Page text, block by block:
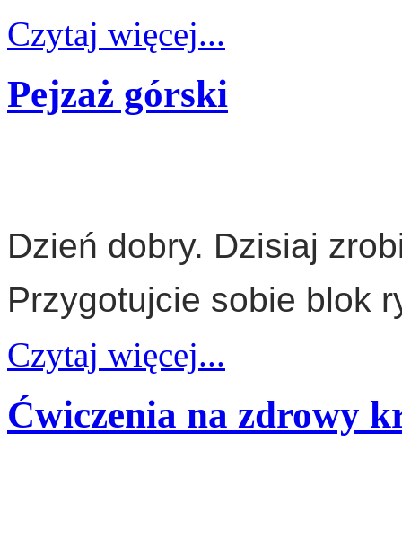
Czytaj więcej...
Pejzaż górski
Dzień dobry. Dzisiaj
Przygotujcie sobie blok
Czytaj więcej...
Ćwiczenia na zdrowy